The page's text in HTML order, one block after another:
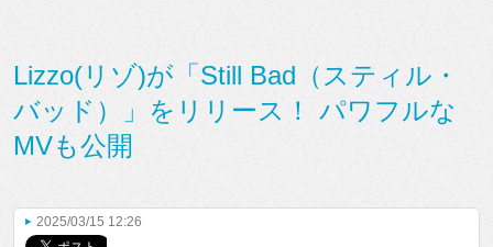
Lizzo(リゾ)が「Still Bad（スティル・
バッド）」をリリース！ パワフルな
MVも公開
2025/03/15 12:26